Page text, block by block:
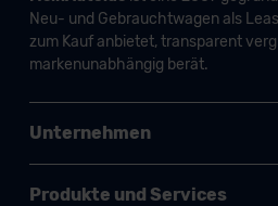
Neu- und Gebrauchtwagen als
zum Kauf anbietet, transparent
markenunabhängig berät.
Unternehmen
Produkte und Services